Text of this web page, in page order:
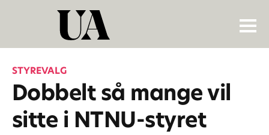
STYREVALG
Dobbelt så mange vil
sitte i NTNU-styret